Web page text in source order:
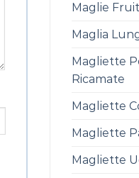
Maglie
Maglia
Magliette
Ricamate
Magliette
Magliette
Magliette